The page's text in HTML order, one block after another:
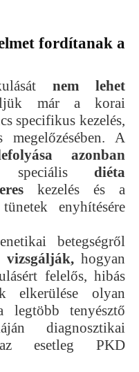
fordítanak a
nem lehet
már a korai
specifikus kezelés,
A
azonban
speciális diéta
kezelés és a
enyhítésére
betegségről
hogyan
felelős, hibás
elkerülése olyan
legtöbb tenyésztő
diagnosztikai
esetleg PKD